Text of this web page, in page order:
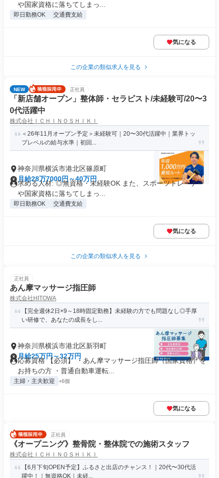
や国家資格に落ちてしまっ...
即日勤務OK 交通費支給
気になる
この企業の類似求人を見る
NEW 正社員
「新店舗オープン」整体師・セラピスト/未経験可/20〜3
0代活躍中
株式会社ＩＣＨＩＮＯＳＨＩＫＩ
＜26年11月オープン予定＞未経験可｜20〜30代活躍中｜業界トッ
プレベルの給与水準｜初回...
神奈川県横浜市港北区篠原町
月給28万7000円～40万円
求める人材: ◎無資格・未経験OK また、スポーツトレーナー
や国家資格に落ちてしまっ...
即日勤務OK 交通費支給
気になる
この企業の類似求人を見る
正社員
あん摩マッサージ指圧師
株式会社HITOWA
【完全週休2日×9～18時固定勤務】未経験の方でも問題なし◎手厚
い研修で、あなたの成長をし...
神奈川県横浜市港北区新羽町
月給25万円～32万円
応募資格 【必須】 ・あん摩マッサージ指圧師（国家資格）を
お持ちの方 ・普通自動車運転...
主婦・主夫歓迎 +6個
気になる
正社員
《オープニング》整骨院・整体院での施術スタッフ
株式会社ＩＣＨＩＮＯＳＨＩＫＩ
【6月下旬OPEN予定】ふるさと出店のチャンス！｜20代〜30代活
躍中！｜無資格OK｜未経...